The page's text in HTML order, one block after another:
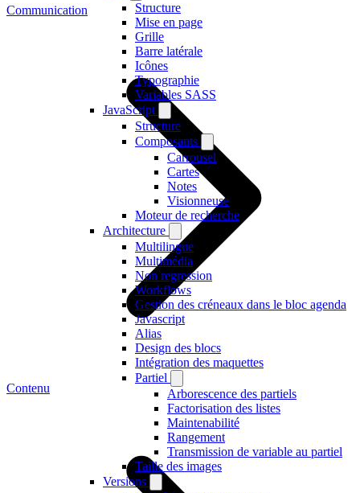
Structure
Mise en page
Grille
Barre latérale
Icônes
Typographie
Variables SASS
JavaScript
Structure
Composants
Carrousel
Cartes
Notes
Visionneuse
Moteur de recherche
Architecture
Multilingue
Multimédia
Non regression
Workflows
Gestion des créneaux dans le bloc agenda
Javascript
Alias
Design des blocs
Intégration des maquettes
Partiel
Arborescence des partiels
Factorisation des listes
Maintenabilité
Rangement
Transmission de variable au partiel
Taille des images
Versions
Communication
Contenu